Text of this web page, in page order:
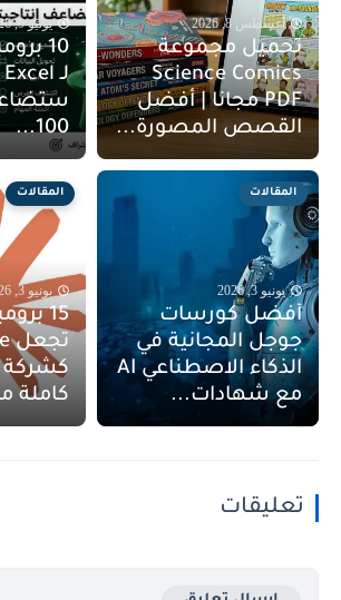
أغسطس 8, 2026
تحميل مجموعة
Science Comics
PDF مجانا | أفضل
القصص المصورة...
يونيو 9, 2026
10
100...
المقالات
يونيو 3, 2026
أفضل كورسات
جوجل المجانية في
الذكاء الاصطناعي AI
مع شهادات...
المقالات
يونيو 3, 2026
15
كشركة
كاملة
تعليقات